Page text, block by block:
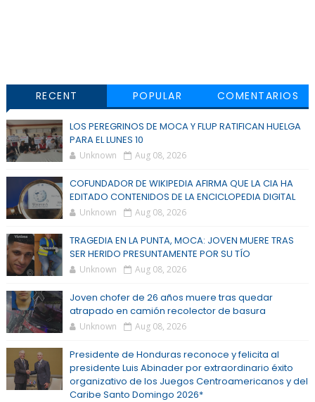
RECENT POPULAR COMENTARIOS
LOS PEREGRINOS DE MOCA Y FLUP RATIFICAN HUELGA
PARA EL LUNES 10
Unknown Aug 08, 2026
COFUNDADOR DE WIKIPEDIA AFIRMA QUE LA CIA HA
EDITADO CONTENIDOS DE LA ENCICLOPEDIA DIGITAL
Unknown Aug 08, 2026
TRAGEDIA EN LA PUNTA, MOCA: JOVEN MUERE TRAS
SER HERIDO PRESUNTAMENTE POR SU TÍO
Unknown Aug 08, 2026
Joven chofer de 26 años muere tras quedar
atrapado en camión recolector de basura
Unknown Aug 08, 2026
Presidente de Honduras reconoce y felicita al
presidente Luis Abinader por extraordinario éxito
organizativo de los Juegos Centroamericanos y del
Caribe Santo Domingo 2026*